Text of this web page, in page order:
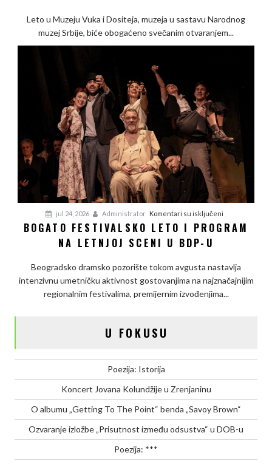
neopisivog
slike
Leto u Muzeju Vuka i Dositeja, muzeja u sastavu Narodnog
muzej Srbije, biće obogaćeno svečanim otvaranjem...
jul 24, 2026 Administrator Komentari su isključenina
Bogato
i
program
na
u
BOGATO FESTIVALSKO LETO I PROGRAM
NA LETNJOJ SCENI U BDP-U
Beogradsko dramsko pozorište tokom avgusta nastavlja
intenzivnu umetničku aktivnost gostovanjima na najznačajnijim
regionalnim festivalima, premijernim izvođenjima...
U FOKUSU
Poezija: Istorija
Koncert Jovana Kolundžije u Zrenjaninu
O albumu „Getting To The Point“ benda „Savoy Brown“
Ozvaranje izložbe „Prisutnost između odsustva“ u DOB-u
Poezija: ***